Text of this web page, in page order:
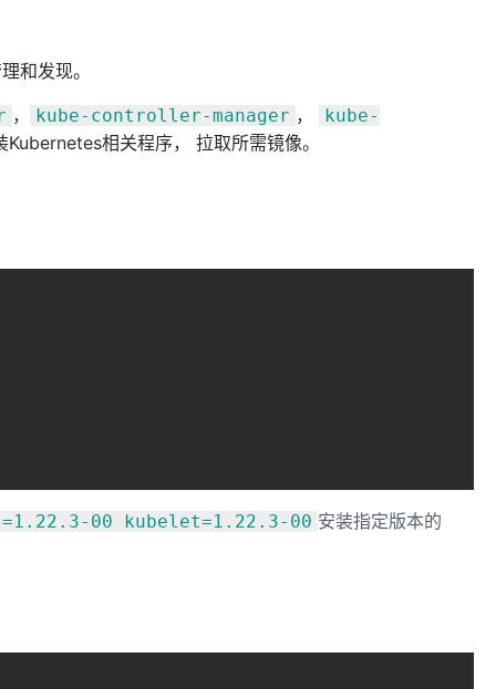
和发现。
， kube-controller-manager ，
kube-
相关程序， 拉取所需镜像。
00 kubelet=1.22.3-00 安装指定版本的